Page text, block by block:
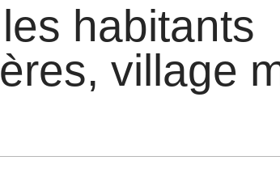
habitants
village